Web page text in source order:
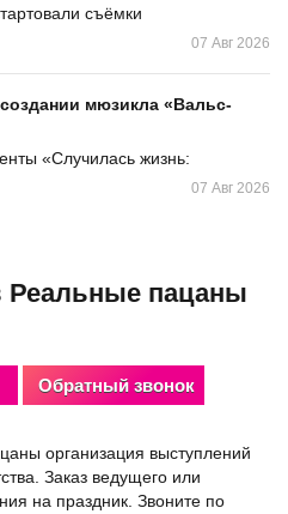
съёмки
07 Авг 2026
мюзикла «Вальс-
«Случилась жизнь:
07 Авг 2026
Реальные пацаны
Обратный звонок
организация выступлений
Заказ ведущего или
на праздник. Звоните по